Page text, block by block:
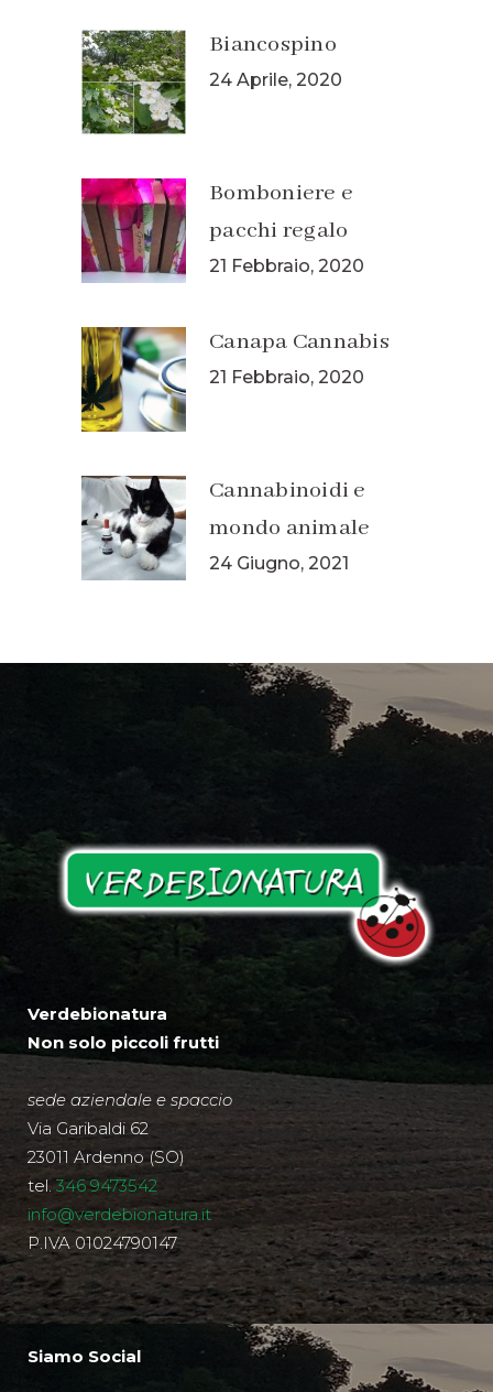
Biancospino
24 Aprile, 2020
Bomboniere e
pacchi regalo
21 Febbraio, 2020
Canapa Cannabis
21 Febbraio, 2020
Cannabinoidi e
mondo animale
24 Giugno, 2021
Verdebionatura
Non solo piccoli frutti
sede aziendale e spaccio
Via Garibaldi 62
23011 Ardenno (SO)
tel.346 9473542
info@verdebionatura.it
P.IVA 01024790147
Siamo Social